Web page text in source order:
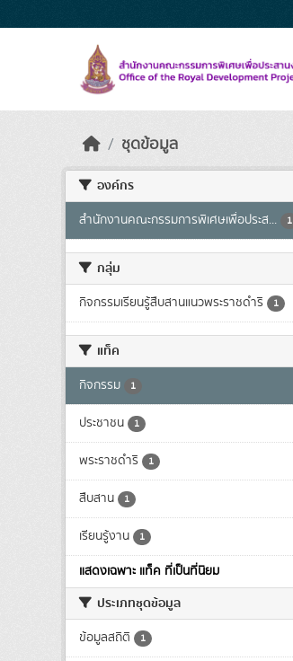
ชุดข้อมูล
องค์กร
สำนักงานคณะกรรมการพิเศษเพื่อประส... 1
กลุ่ม
กิจกรรมเรียนรู้สืบสานแนวพระราชดำริ 1
แท็ค
กิจกรรม 1
ประชาชน 1
พระราชดำริ 1
สืบสาน 1
เรียนรู้งาน 1
แสดงเฉพาะ แท็ค ที่เป็นที่นิยม
ประเภทชุดข้อมูล
ข้อมูลสถิติ 1